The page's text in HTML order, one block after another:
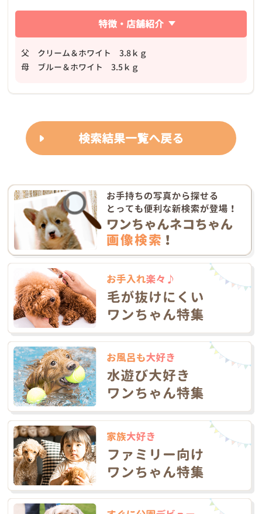
特徴・店舗紹介
父 クリーム＆ホワイト 3.8ｋｇ
母 ブルー＆ホワイト 3.5ｋｇ
検索結果一覧へ戻る